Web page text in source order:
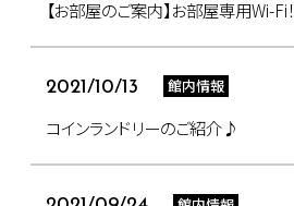
【お部屋のご案内】お部屋専用Wi-Fi！
2021/10/13 館内情報
コインランドリーのご紹介♪